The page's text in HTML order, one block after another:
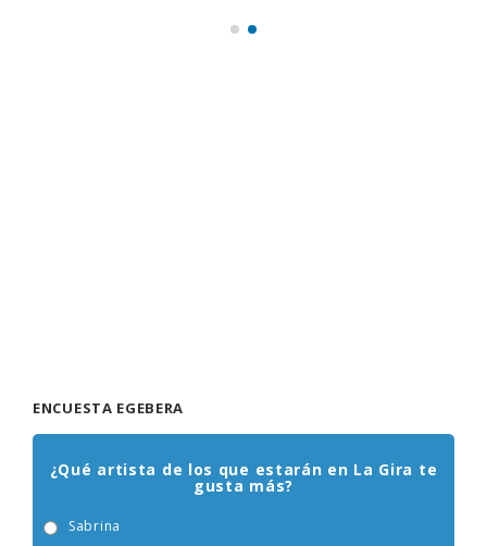
ENCUESTA EGEBERA
¿Qué artista de los que estarán en La Gira te
gusta más?
Sabrina